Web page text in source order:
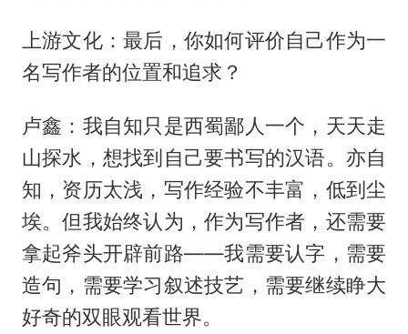
上游文化：最后，你如何评价自己作为一
名写作者的位置和追求？
卢鑫：我自知只是西蜀鄙人一个，天天走
山探水，想找到自己要书写的汉语。亦自
知，资历太浅，写作经验不丰富，低到尘
埃。但我始终认为，作为写作者，还需要
拿起斧头开辟前路——我需要认字，需要
造句，需要学习叙述技艺，需要继续睁大
好奇的双眼观看世界。